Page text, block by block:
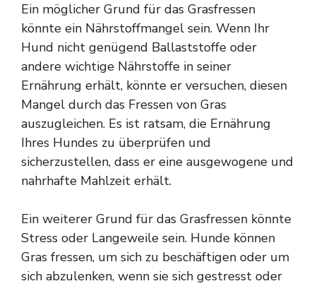
Ein möglicher Grund für das Grasfressen
könnte ein Nährstoffmangel sein. Wenn Ihr
Hund nicht genügend Ballaststoffe oder
andere wichtige Nährstoffe in seiner
Ernährung erhält, könnte er versuchen, diesen
Mangel durch das Fressen von Gras
auszugleichen. Es ist ratsam, die Ernährung
Ihres Hundes zu überprüfen und
sicherzustellen, dass er eine ausgewogene und
nahrhafte Mahlzeit erhält.
Ein weiterer Grund für das Grasfressen könnte
Stress oder Langeweile sein. Hunde können
Gras fressen, um sich zu beschäftigen oder um
sich abzulenken, wenn sie sich gestresst oder